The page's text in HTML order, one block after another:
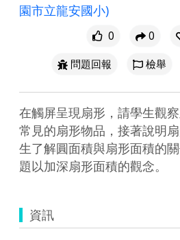
園市立龍安國小)
0 0
問題回報
檢舉
在觸屏呈現扇形，請學生觀
常見的扇形物品，接著說明
生了解圓面積與扇形面積的
題以加深扇形面積的觀念。
資訊